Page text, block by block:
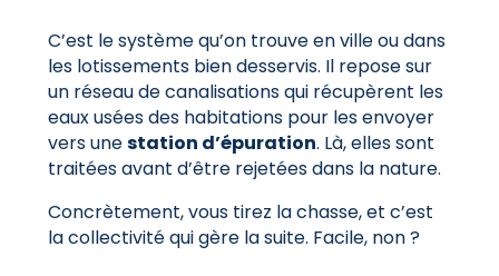
C’est le système qu’on trouve en ville ou dans
les lotissements bien desservis. Il repose sur
un réseau de canalisations qui récupèrent les
eaux usées des habitations pour les envoyer
vers unestation d’épuration. Là, elles sont
traitées avant d’être rejetées dans la nature.
Concrètement, vous tirez la chasse, et c’est
la collectivité qui gère la suite. Facile, non ?